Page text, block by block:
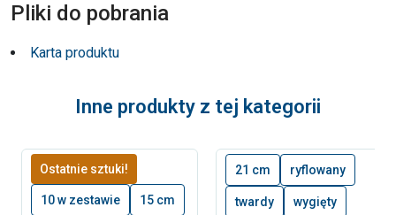
Pliki do pobrania
Karta produktu
Inne produkty z tej kategorii
Ostatnie sztuki!
10 w zestawie 15 cm
21 cm ryflowany
twardy wygięty